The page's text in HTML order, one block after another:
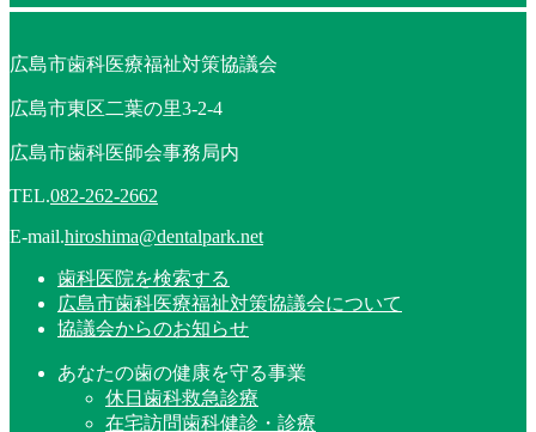
広島市歯科医療福祉対策協議会
広島市東区二葉の里3-2-4
広島市歯科医師会事務局内
TEL.082-262-2662
E-mail.hiroshima@dentalpark.net
歯科医院を検索する
広島市歯科医療福祉対策協議会について
協議会からのお知らせ
あなたの歯の健康を守る事業
休日歯科救急診療
在宅訪問歯科健診・診療